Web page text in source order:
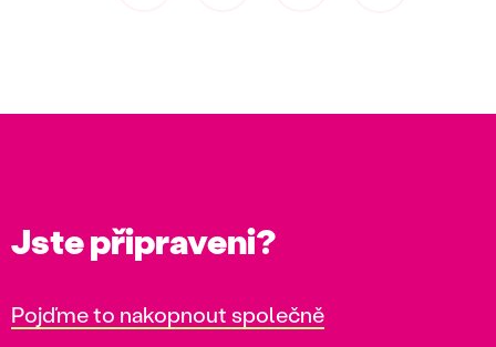
Jste připraveni?
Pojďme to nakopnout společně